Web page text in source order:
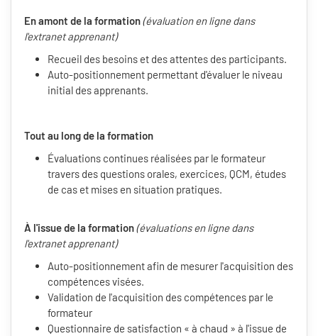
En amont de la formation(évaluation en ligne dans
l'extranet apprenant)
Recueil des besoins et des attentes des participants.
Auto-positionnement permettant d'évaluer le niveau
initial des apprenants.
Tout au long de la formation
Évaluations continues réalisées par le formateur
travers des questions orales, exercices, QCM, études
de cas et mises en situation pratiques.
À l'issue de la formation(évaluations en ligne dans
l'extranet apprenant)
Auto-positionnement afin de mesurer l'acquisition des
compétences visées.
Validation de l'acquisition des compétences par le
formateur
Questionnaire de satisfaction « à chaud » à l'issue de